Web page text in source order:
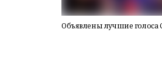
Объявлены лучшие голоса